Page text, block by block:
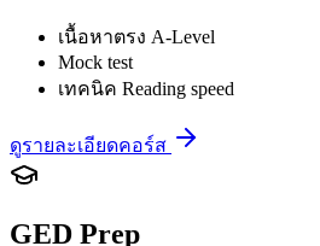
เนื้อหาตรง A-Level
Mock test
เทคนิค Reading speed
ดูรายละเอียดคอร์ส
GED Prep